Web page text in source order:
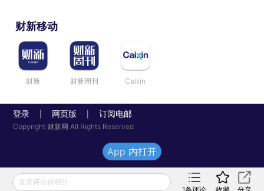
财新移动
财新 财新周刊 Caixin
登录 网页版 订阅电邮
Copyright 财新网 All Rights Reserved
发表评论得积分
1条评论 收藏 分享
App 内打开